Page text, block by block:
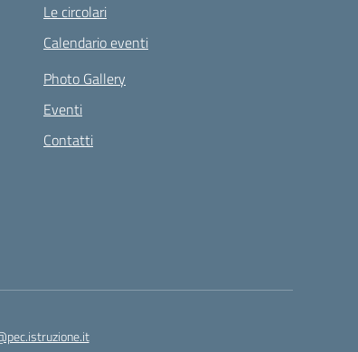
Le circolari
Calendario eventi
Photo Gallery
Eventi
Contatti